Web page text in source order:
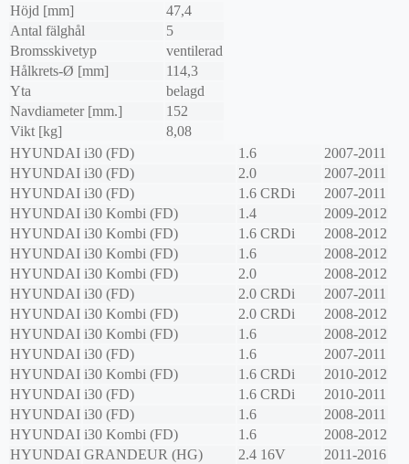
Höjd [mm]
47,4
Antal fälghål
5
Bromsskivetyp
ventilerad
Hålkrets-Ø [mm]
114,3
Yta
belagd
Navdiameter [mm.]
152
Vikt [kg]
8,08
HYUNDAI i30 (FD) 1.6
2007-2011
HYUNDAI i30 (FD) 2.0
2007-2011
HYUNDAI i30 (FD) 1.6 CRDi
2007-2011
HYUNDAI i30 Kombi (FD) 1.4
2009-2012
HYUNDAI i30 Kombi (FD) 1.6 CRDi
2008-2012
HYUNDAI i30 Kombi (FD) 1.6
2008-2012
HYUNDAI i30 Kombi (FD) 2.0
2008-2012
HYUNDAI i30 (FD) 2.0 CRDi
2007-2011
HYUNDAI i30 Kombi (FD) 2.0 CRDi
2008-2012
HYUNDAI i30 Kombi (FD) 1.6
2008-2012
HYUNDAI i30 (FD) 1.6
2007-2011
HYUNDAI i30 Kombi (FD) 1.6 CRDi
2010-2012
HYUNDAI i30 (FD) 1.6 CRDi
2010-2011
HYUNDAI i30 (FD) 1.6
2008-2011
HYUNDAI i30 Kombi (FD) 1.6
2008-2012
HYUNDAI GRANDEUR (HG) 2.4 16V
2011-2016